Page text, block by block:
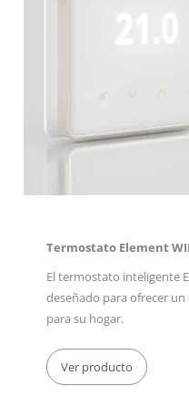
Termostato Element
El termostato inteligente
deseñado para ofrecer
para su hogar.
Ver producto